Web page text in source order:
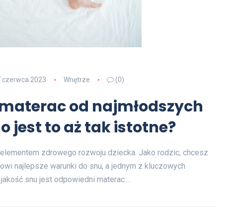
czerwca 2023 Wnętrze (0)
od najmłodszych
jest to aż tak istotne?
zdrowego rozwoju dziecka. Jako rodzic, chcesz
najlepsze warunki do snu, a jednym z kluczowych
snu jest odpowiedni materac.…